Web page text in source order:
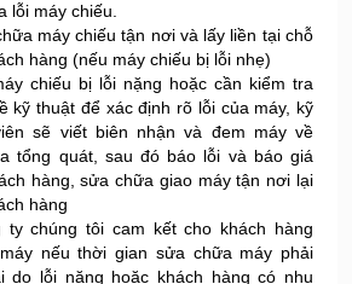
lỗi máy chiếu.
máy chiếu tận nơi và lấy liền tại chỗ
hàng (nếu máy chiếu bị lỗi nhẹ)
chiếu bị lỗi nặng hoặc cần kiểm tra
kỹ thuật để xác định rõ lỗi của máy, kỹ
sẽ viết biên nhận và đem máy về
tổng quát, sau đó báo lỗi và báo giá
hàng, sửa chữa giao máy tận nơi lại
hàng
ty chúng tôi cam kết cho khách hàng
nếu thời gian sửa chữa máy phải
do lỗi nặng hoặc khách hàng có nhu